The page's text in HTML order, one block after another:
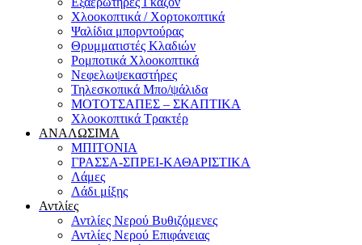
Χλοοκοπτικά / Χορτοκοπτικά
Ψαλίδια μπορντούρας
Θρυμματιστές Κλαδιών
Ρομποτικά Χλοοκοπτικά
Νεφελωψεκαστήρες
Τηλεσκοπικά Μπο/ψάλιδα
ΜΟΤΟΤΣΑΠΕΣ – ΣΚΑΠΤΙΚΑ
Χλοοκοπτικά Τρακτέρ
ΑΝΑΛΩΣΙΜΑ
ΜΠΙΤΟΝΙΑ
ΓΡΑΣΣΑ-ΣΠΡΕΙ-ΚΑΘΑΡΙΣΤΙΚΑ
Λάμες
Λάδι μίξης
Αντλίες
Αντλίες Νερού Βυθιζόμενες
Αντλίες Νερού Επιφάνειας